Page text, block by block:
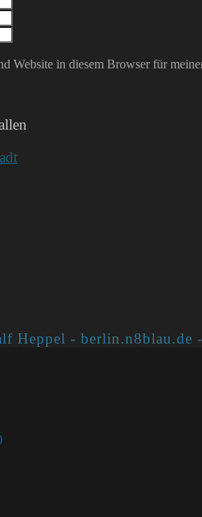
Website in diesem Browser für
Heppel - berlin.n8blau.de